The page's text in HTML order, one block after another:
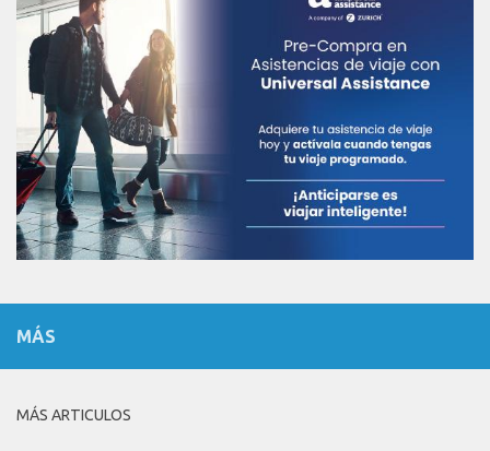
MÁS
MÁS ARTICULOS